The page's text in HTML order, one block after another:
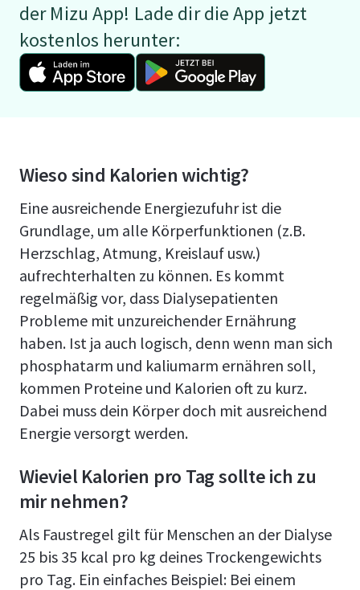
der Mizu App! Lade dir die App jetzt
kostenlos herunter:
Wieso sind Kalorien wichtig?
Eine ausreichende Energiezufuhr ist die
Grundlage, um alle Körperfunktionen (z.B.
Herzschlag, Atmung, Kreislauf usw.)
aufrechterhalten zu können. Es kommt
regelmäßig vor, dass Dialysepatienten
Probleme mit unzureichender Ernährung
haben. Ist ja auch logisch, denn wenn man sich
phosphatarm und kaliumarm ernähren soll,
kommen Proteine und Kalorien oft zu kurz.
Dabei muss dein Körper doch mit ausreichend
Energie versorgt werden.
Wieviel Kalorien pro Tag sollte ich zu
mir nehmen?
Als Faustregel gilt für Menschen an der Dialyse
25 bis 35 kcal pro kg deines Trockengewichts
pro Tag. Ein einfaches Beispiel: Bei einem